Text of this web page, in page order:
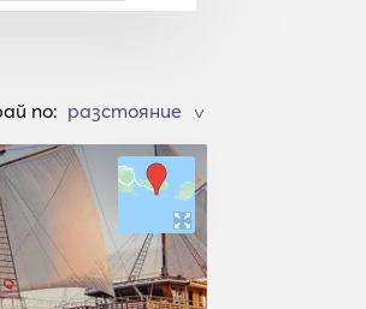
по: >